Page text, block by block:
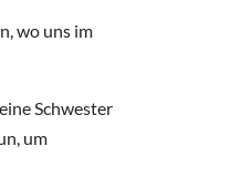
wo uns im
Schwester
um